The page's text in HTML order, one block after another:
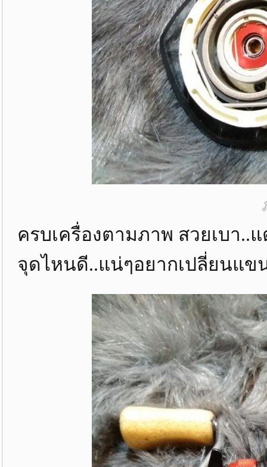
ครบเครื่องตามภาพ สวยเบา
จุดไหนดี..แน่ๆอยากเปลี่ยนแข